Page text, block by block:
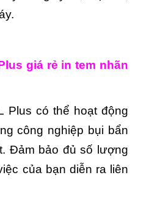
giá rẻ in tem nhãn
Plus có thể hoạt động
công nghiệp bụi bẩn
Đảm bảo đủ số lượng
của bạn diễn ra liên